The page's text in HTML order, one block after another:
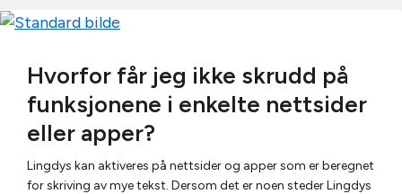
Hvorfor får jeg ikke skrudd på
funksjonene i enkelte nettsider
eller apper?
Lingdys kan aktiveres på nettsider og apper som er beregnet
for skriving av mye tekst. Dersom det er noen steder Lingdys